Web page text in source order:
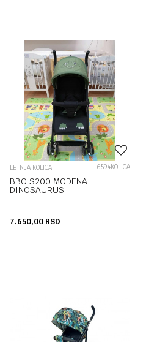
LETNJA KOLICA 6594KOLICA
BBO S200 MODENA
DINOSAURUS
7.650,00 RSD